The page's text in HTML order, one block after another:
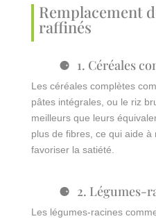
Remplacement
raffinés
1. Céréales
Les céréales complètes
pâtes intégrales, ou le riz
meilleurs que leurs
plus de fibres, ce qui aide
favoriser la satiété.
2. Légumes-
Les légumes-racines